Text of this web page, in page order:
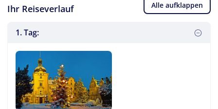
Ihr Reiseverlauf Alle aufklappen
1. Tag: